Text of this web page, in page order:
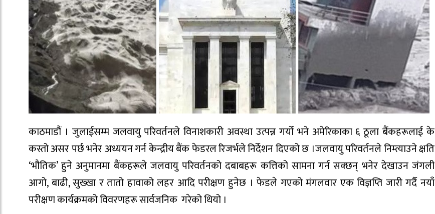
काठमाडौं । जुलाईसम्म जलवायु परिवर्तनले विनाशकारी अवस्था उत्पन्न गर्यो भने अमेरिकाका ६ ठूला बैंकहरूलाई के
कस्तो असर पर्छ भनेर अध्ययन गर्न केन्द्रीय बैंक फेडरल रिजर्भले निर्देशन दिएको छ ।जलवायु परिवर्तनले निम्त्याउने क्षति
‘भौतिक’ हुने अनुमानमा बैंकहरूले जलवायु परिवर्तनको दबाबहरू कत्तिको सामना गर्न सक्छन् भनेर देखाउन जंगली
आगो, बाढी, सुख्खा र तातो हावाको लहर आदि परीक्षण हुनेछ । फेडले गएको मंगलवार एक विज्ञप्ति जारी गर्दै नयाँ
परीक्षण कार्यक्रमको विवरणहरू सार्वजनिक गरेको थियो ।